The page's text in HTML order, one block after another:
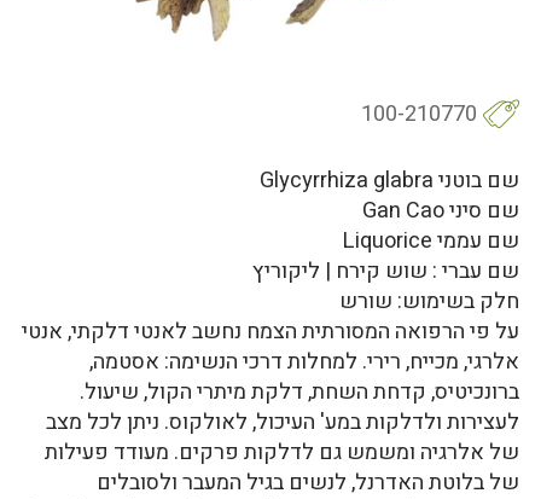
100-210770
שם בוטני Glycyrrhiza glabra
שם סיני Gan Cao
שם עממי Liquorice
שם עברי : שוש קירח | ליקוריץ
חלק בשימוש: שורש
על פי הרפואה המסורתית הצמח נחשב לאנטי דלקתי, אנטי
אלרגי, מכייח, רירי. למחלות דרכי הנשימה: אסטמה,
ברונכיטיס, קדחת השחת, דלקת מיתרי הקול, שיעול.
לעצירות ולדלקות במע' העיכול, לאולקוס. ניתן לכל מצב
של אלרגיה ומשמש גם לדלקות פרקים. מעודד פעילות
של בלוטת האדרנל, לנשים בגיל המעבר ולסובלים